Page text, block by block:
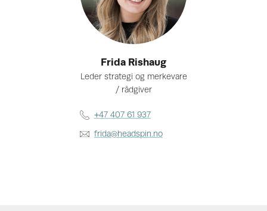
Frida Rishaug
Leder strategi og merkevare
/ rådgiver
+47 407 61 937
frida@headspin.no